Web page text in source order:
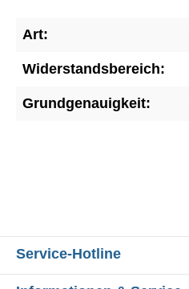
Art:
Widerstandsbereich:
Grundgenauigkeit:
Service-Hotline